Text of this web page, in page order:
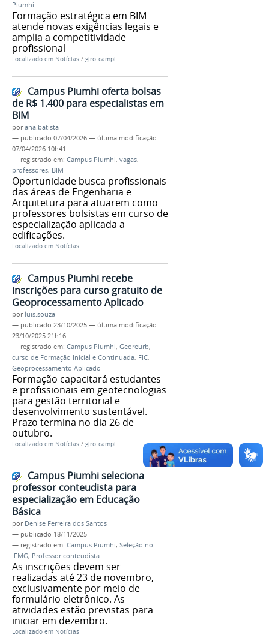
Piumhi
Formação estratégica em BIM
atende novas exigências legais e
amplia a competitividade
profissional
Localizado em Notícias / giro_campi
Campus Piumhi oferta bolsas
de R$ 1.400 para especialistas em
BIM
porana.batista
— publicado 07/04/2026 — última modificação
07/04/2026 10h41
— registrado em: Campus Piumhi, vagas,
professores, BIM
Oportunidade busca profissionais
das áreas de Engenharia e
Arquitetura para atuarem como
professores bolsistas em curso de
especialização aplicada a
edificações.
Localizado em Notícias
Campus Piumhi recebe
inscrições para curso gratuito de
Geoprocessamento Aplicado
por luis.souza
— publicado 23/10/2025 — última modificação
23/10/2025 21h16
— registrado em: Campus Piumhi, Georeurb,
curso de Formação Inicial e Continuada, FIC,
Geoprocessamento Aplicado
Formação capacitará estudantes
e profissionais em geotecnologias
para gestão territorial e
desenvolvimento sustentável.
Prazo termina no dia 26 de
outubro.
Localizado em Notícias / giro_campi
Campus Piumhi seleciona
professor conteudista para
especialização em Educação
Básica
por Denise Ferreira dos Santos
— publicado 18/11/2025
— registrado em: Campus Piumhi, Seleção no
IFMG, Professor conteudista
As inscrições devem ser
realizadas até 23 de novembro,
exclusivamente por meio de
formulário eletrônico. As
atividades estão previstas para
iniciar em dezembro.
Localizado em Notícias